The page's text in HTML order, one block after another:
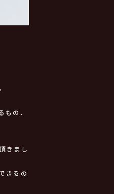
の、
きまし
きるの